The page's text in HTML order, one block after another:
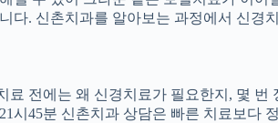
다. 신촌치과를 알아보는 과정에서 신경
료 전에는 왜 신경치료가 필요한지, 몇
시45분 신촌치과 상담은 빠른 치료보다